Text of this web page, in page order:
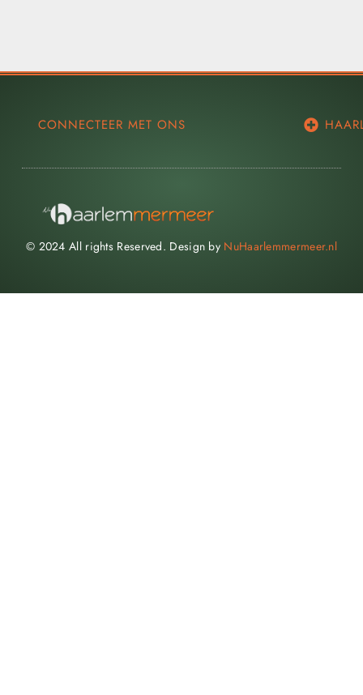
CONNECTEER MET ONS
© 2024 All rights Reserved. Design by NuHaarlemmermeer.nl